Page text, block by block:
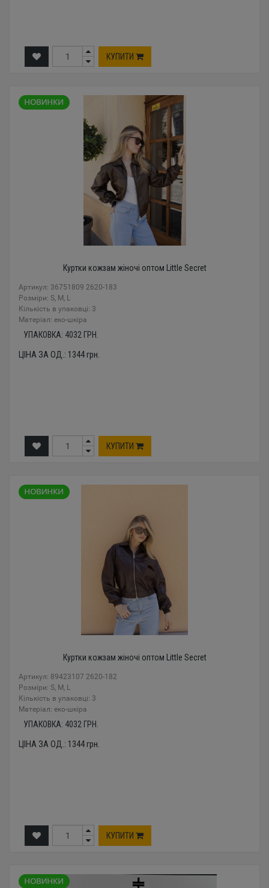
КУПИТИ
Куртки кожзам жіночі оптом Little Secret
Артикул: 36751809 2620-183
Розміри: S, M, L
Кількість в упаковці: 3
Mатеріал: еко-шкіра
УПАКОВКА: 4032 ГРН.
ЦІНА ЗА ОД.: 1344грн.
КУПИТИ
Куртки кожзам жіночі оптом Little Secret
Артикул: 89423107 2620-182
Розміри: S, M, L
Кількість в упаковці: 3
Mатеріал: еко-шкіра
УПАКОВКА: 4032 ГРН.
ЦІНА ЗА ОД.: 1344грн.
КУПИТИ